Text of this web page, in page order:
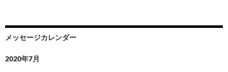
メッセージカレンダー
2020年7月